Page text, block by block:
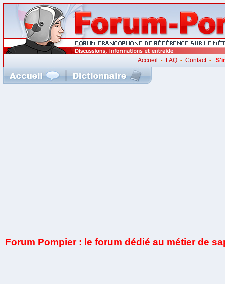
Accueil • FAQ• Contact•
Forum Pompier : le forum dédié au métier de